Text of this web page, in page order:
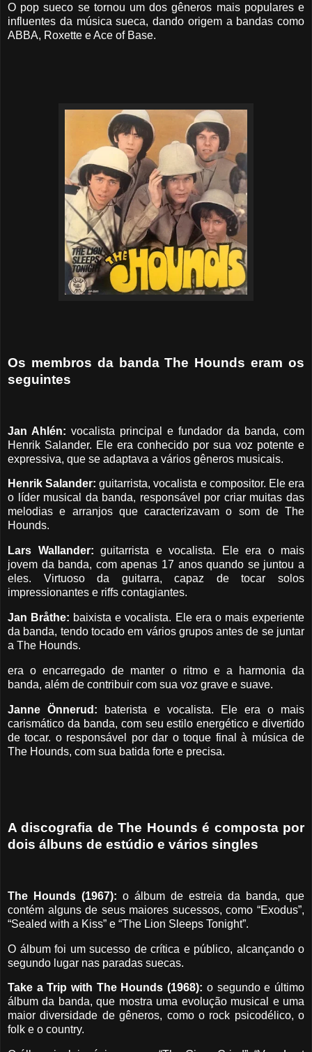
O pop sueco se tornou um dos gêneros mais populares e
influentes da música sueca, dando origem a bandas como
ABBA, Roxette e Ace of Base.
Os membros da banda The Hounds eram os
seguintes
Jan Ahlén: vocalista principal e fundador da banda, com
Henrik Salander. Ele era conhecido por sua voz potente e
expressiva, que se adaptava a vários gêneros musicais.
Henrik Salander: guitarrista, vocalista e compositor. Ele era
o líder musical da banda, responsável por criar muitas das
melodias e arranjos que caracterizavam o som de The
Hounds.
Lars Wallander: guitarrista e vocalista. Ele era o mais
jovem da banda, com apenas 17 anos quando se juntou a
eles. Virtuoso da guitarra, capaz de tocar solos
impressionantes e riffs contagiantes.
Jan Bråthe: baixista e vocalista. Ele era o mais experiente
da banda, tendo tocado em vários grupos antes de se juntar
a The Hounds.
era o encarregado de manter o ritmo e a harmonia da
banda, além de contribuir com sua voz grave e suave.
Janne Önnerud: baterista e vocalista. Ele era o mais
carismático da banda, com seu estilo energético e divertido
de tocar. o responsável por dar o toque final à música de
The Hounds, com sua batida forte e precisa.
A discografia de The Hounds é composta por
dois álbuns de estúdio e vários singles
The Hounds (1967): o álbum de estreia da banda, que
contém alguns de seus maiores sucessos, como “Exodus”,
“Sealed with a Kiss” e “The Lion Sleeps Tonight”.
O álbum foi um sucesso de crítica e público, alcançando o
segundo lugar nas paradas suecas.
Take a Trip with The Hounds (1968): o segundo e último
álbum da banda, que mostra uma evolução musical e uma
maior diversidade de gêneros, como o rock psicodélico, o
folk e o country.